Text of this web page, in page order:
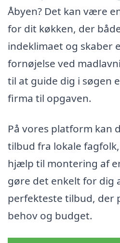
Åbyen? Det kan være
for dit køkken, der
indeklimaet og skaber
fornøjelse ved
til at guide dig i søgen
firma til opgaven.
På vores platform kan
tilbud fra lokale
hjælp til montering af
gøre det enkelt for dig
perfekteste tilbud, der
behov og budget.